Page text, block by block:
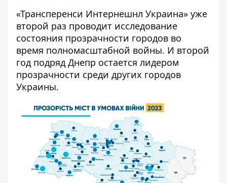
«Трансперенси Интернешнл Украина» уже
второй раз проводит исследование
состояния прозрачности городов во
время полномасштабной войны. И второй
год подряд Днепр остается лидером
прозрачности среди других городов
Украины.